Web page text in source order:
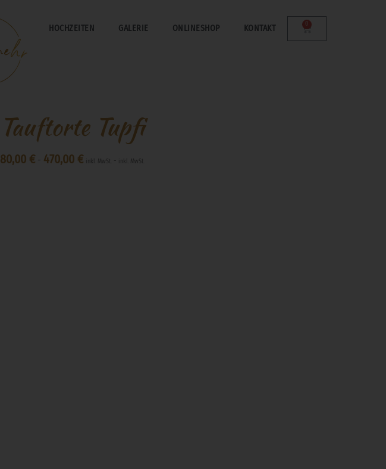
HOCHZEITEN GALERIE ONLINESHOP KONTAKT 0
Tauftorte Tupfi
80,00 €- 470,00 € inkl. MwSt. inkl. MwSt.